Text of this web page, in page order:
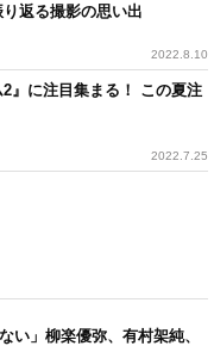
返る撮影の思い出
2022.8.10
2』に注目集まる！ この夏注
2022.7.25
い」柳楽優弥、有村架純、